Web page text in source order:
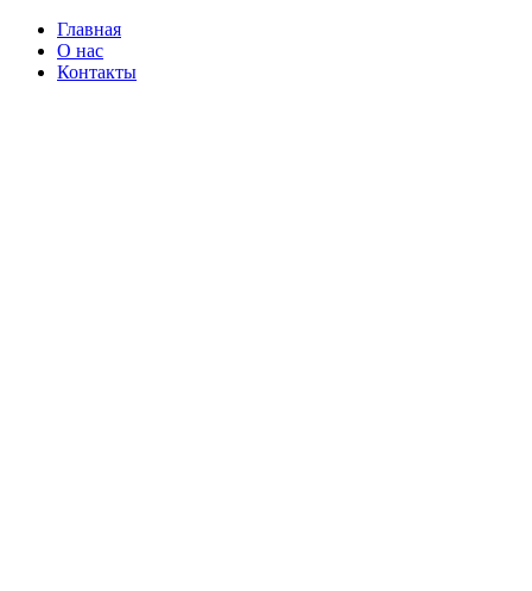
Главная
О нас
Контакты